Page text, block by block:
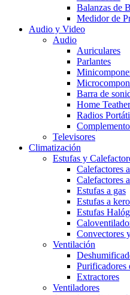
Balanzas de
Medidor de
Audio y Video
Audio
Auriculares
Parlantes
Barra de
Home Teather
Radios
Televisores
Climatización
Estufas y
Calefactores
Calefactores
Estufas a gas
Estufas a
Estufas
Convectores
Ventilación
Purificadores
Extractores
Ventiladores